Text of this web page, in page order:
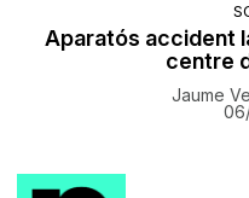
Aparatós accident
centre
Jaume